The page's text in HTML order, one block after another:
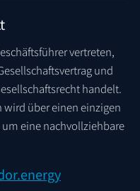
vertreten,
und
handelt.
über einen einzigen
eine nachvollziehbare